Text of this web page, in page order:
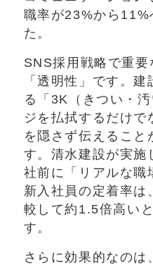
職率が23%から11%
た。
SNS採用戦略で重要
「透明性」です。
る「3K（きつい・
ジを払拭するだけで
を隠さず伝えること
す。清水建設が実施
社前に「リアルな職
新入社員の定着率は
較して約1.5倍高い
す。
さらに効果的なのは